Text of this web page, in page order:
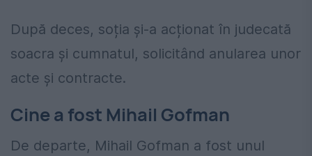
După deces, soția și-a acționat în judecată
soacra și cumnatul, solicitând anularea unor
acte și contracte.
Cine a fost Mihail Gofman
De departe, Mihail Gofman a fost unul